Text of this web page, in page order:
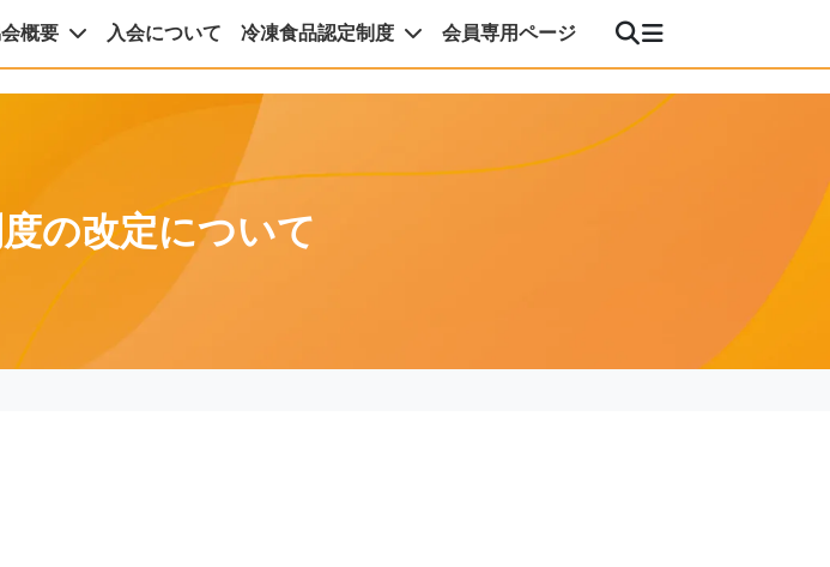
概要 入会について 冷凍食品認定制度 会員専用ページ
の改定について